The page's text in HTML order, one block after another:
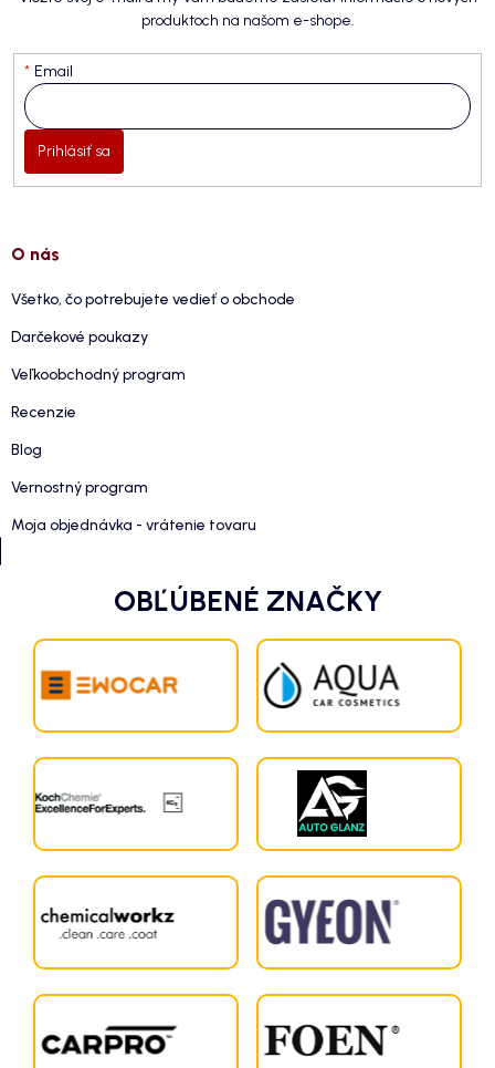
produktoch na našom e-shope.
Email
Prihlásiť sa
O nás
Všetko, čo potrebujete vedieť o obchode
Darčekové poukazy
Veľkoobchodný program
Recenzie
Blog
Vernostný program
Moja objednávka - vrátenie tovaru
OBĽÚBENÉ ZNAČKY